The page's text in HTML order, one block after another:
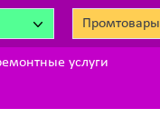
Промтовары
услуги